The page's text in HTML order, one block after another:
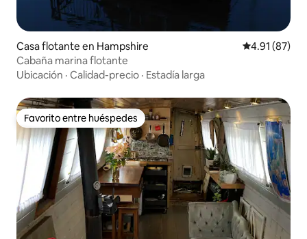
Casa flotante en Hampshire Calificación
4.91 (87)
Cabaña marina flotante
Ubicación · Calidad-precio · Estadía larga
Favorito entre huéspedes
Favorito entre huéspedes